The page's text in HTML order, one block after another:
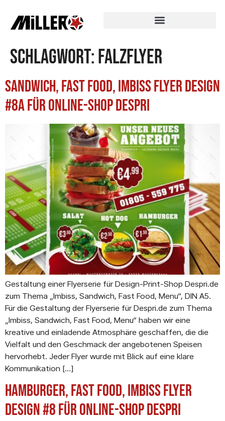
Schlagwort:Falzflyer
Sandwich, Fast Food, Imbiss Flyer Design
#8A für Online-Shop Despri
Gestaltung einer Flyerserie für Design-Print-Shop Despri.de
zum Thema „Imbiss, Sandwich, Fast Food, Menu“, DIN A5.
Für die Gestaltung der Flyerserie für Despri.de zum Thema
„Imbiss, Sandwich, Fast Food, Menu“ haben wir eine
kreative und einladende Atmosphäre geschaffen, die die
Vielfalt und den Geschmack der angebotenen Speisen
hervorhebt. Jeder Flyer wurde mit Blick auf eine klare
Kommunikation […]
Hamburger, Fast Food, Imbiss Flyer
Design #8 für Online-Shop Despri